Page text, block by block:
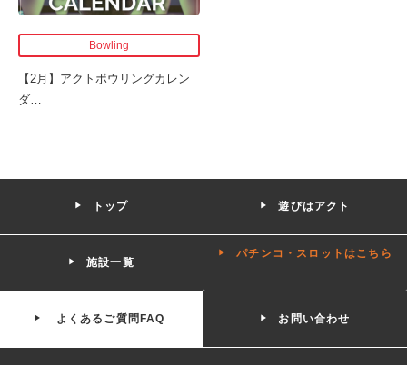
Bowling
【2月】アクトボウリングカレン
ダ
トップ 遊びはアクト
施設一覧
パチンコ・スロットはこちら
よくあるご質問FAQ お問い合わせ